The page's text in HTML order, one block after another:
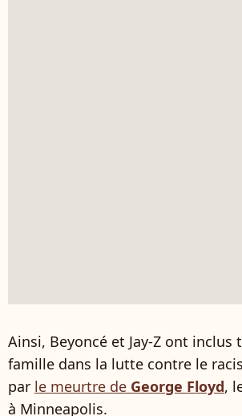
Ainsi, Beyoncé et Jay-Z ont inclus
famille dans la lutte contre le
par le meurtre de George Floyd,
à Minneapolis.